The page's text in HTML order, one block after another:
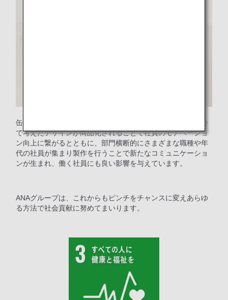
缶バッジ・マグネット製作は社会貢献だけでなく、社員自身
で考えたデザインが商品化されることで社員のモチベーショ
ン向上に繋がるとともに、部門横断的にさまざまな職種や年
代の社員が集まり製作を行うことで新たなコミュニケーショ
ンが生まれ、働く社員にも良い影響を与えています。
ANAグループは、これからもピンチをチャンスに変えあらゆ
る方法で社会貢献に努めてまいります。